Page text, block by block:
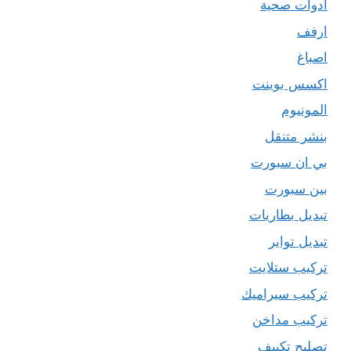
ادوات صحية
ارفف
اصباغ
اكسس بوينت
المونيوم
بنشر متنقل
بي ان سبورت
بين سبورت
تبديل بطاريات
تبديل تواير
تركيب ستلايت
تركيب سيراميك
تركيب مداخن
تصليح تكييف